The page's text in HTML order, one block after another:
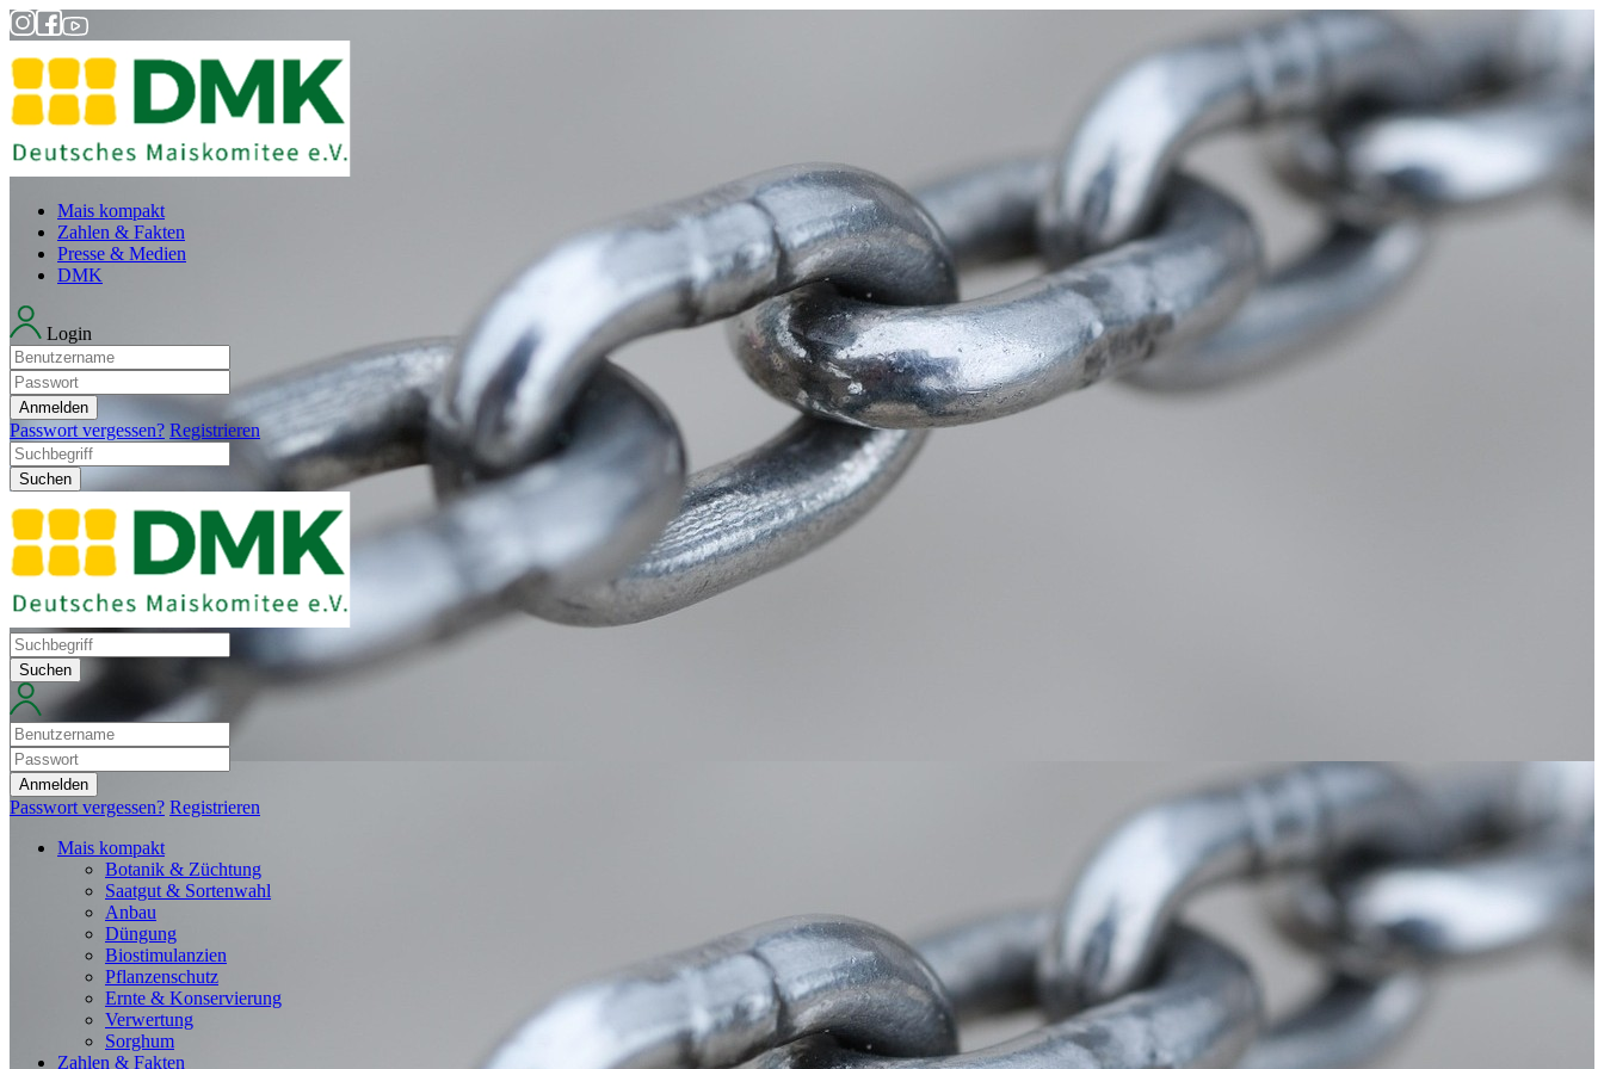
Mais kompakt
Zahlen & Fakten
Presse & Medien
DMK
Login
Anmelden
Passwort vergessen? Registrieren
Suchen
Suchen
Anmelden
Passwort vergessen? Registrieren
Mais kompakt
Botanik & Züchtung
Saatgut & Sortenwahl
Anbau
Düngung
Biostimulanzien
Pflanzenschutz
Ernte & Konservierung
Verwertung
Sorghum
Zahlen & Fakten